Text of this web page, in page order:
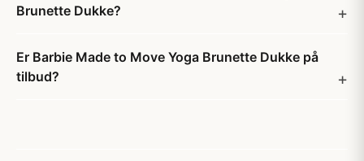
Brunette Dukke?
Er Barbie Made to Move Yoga Brunette Dukke på
tilbud?